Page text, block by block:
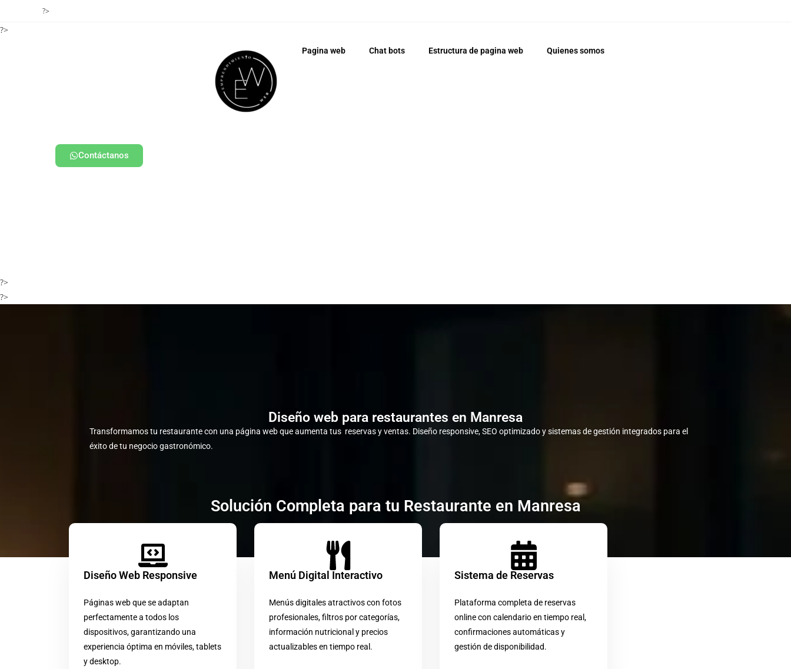
?>
?>
Contáctanos
Pagina web Chat bots Estructura de pagina web Quienes somos
?>
?>
Diseño web para restaurantes en Manresa
Transformamos tu restaurante con una página web que aumenta tus reservas y ventas. Diseño responsive, SEO optimizado y sistemas de gestión integrados para el
éxito de tu negocio gastronómico.
Solución Completa para tu Restaurante en Manresa
Diseño Web Responsive
Páginas web que se adaptan
perfectamente a todos los
dispositivos, garantizando una
experiencia óptima en móviles, tablets
y desktop.
Menú Digital Interactivo
Menús digitales atractivos con fotos
profesionales, filtros por categorías,
información nutricional y precios
actualizables en tiempo real.
Sistema de Reservas
Plataforma completa de reservas
online con calendario en tiempo real,
confirmaciones automáticas y
gestión de disponibilidad.